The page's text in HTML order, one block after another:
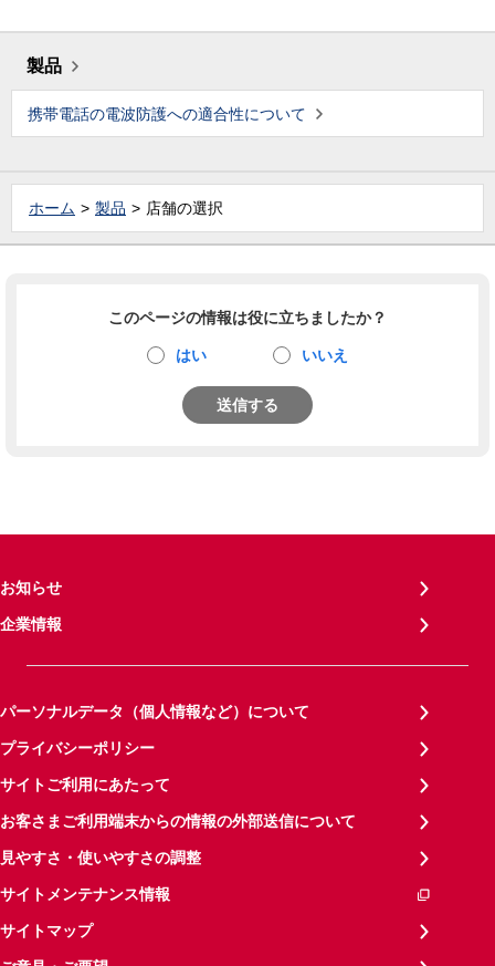
製品
携帯電話の電波防護への適合性について
ホーム 製品 店舗の選択
このページの情報は役に立ちましたか？
はい いいえ
送信する
お知らせ
企業情報
パーソナルデータ（個人情報など）について
プライバシーポリシー
サイトご利用にあたって
お客さまご利用端末からの情報の外部送信について
見やすさ・使いやすさの調整
サイトメンテナンス情報
サイトマップ